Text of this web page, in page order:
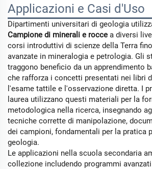
Applicazioni e Casi d'Uso
Dipartimenti universitari di geologia
Campione di minerali e rocce a diversi
corsi introduttivi di scienze della Terra
avanzate in mineralogia e petrologia. Gli
traggono beneficio da un apprendimento
che rafforza i concetti presentati nei libri
l'esame tattile e l'osservazione diretta. I
laurea utilizzano questi materiali per la
metodologica nella ricerca, insegnando
tecniche corrette di manipolazione,
dei campioni, fondamentali per la pratica
geologia.
Le applicazioni nella scuola secondaria
collezione includendo programmi